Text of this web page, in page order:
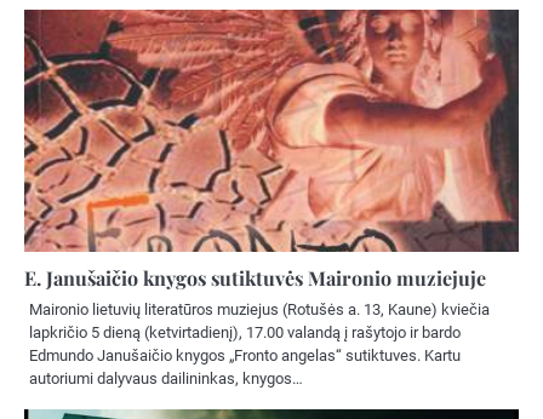
E. Janušaičio knygos sutiktuvės Maironio muziejuje
Maironio lietuvių literatūros muziejus (Rotušės a. 13, Kaune) kviečia
lapkričio 5 dieną (ketvirtadienį), 17.00 valandą į rašytojo ir bardo
Edmundo Janušaičio knygos „Fronto angelas“ sutiktuves. Kartu
autoriumi dalyvaus dailininkas, knygos…